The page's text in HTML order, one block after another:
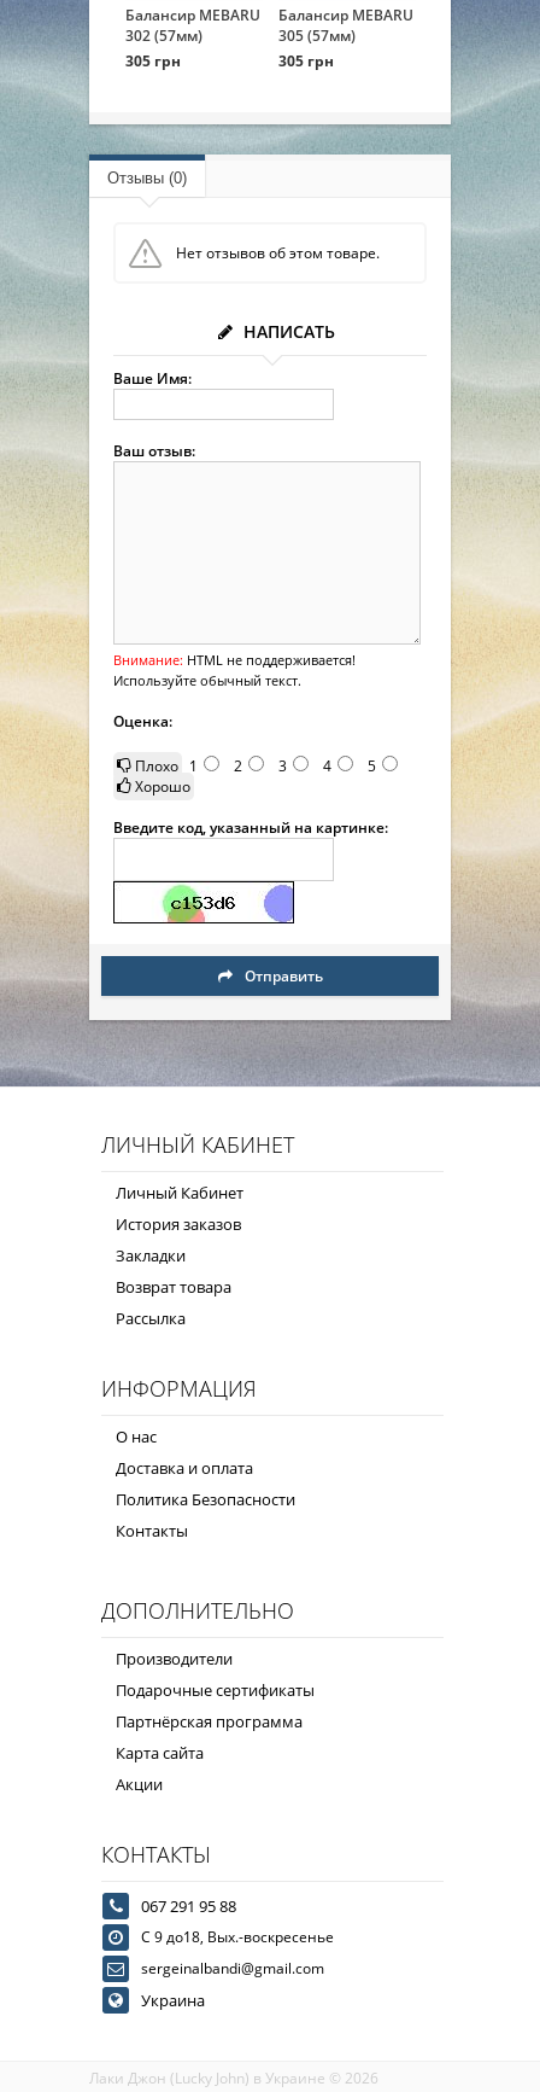
Балансир MEBARU
302 (57мм)
305 грн
Балансир MEBARU
305 (57мм)
305 грн
Отзывы (0)
Нет отзывов об этом товаре.
НАПИСАТЬ
Ваше Имя:
Ваш отзыв:
Внимание: HTML не поддерживается!
Используйте обычный текст.
Оценка:
Плохо 1 2 3 4
5
Хорошо
Введите код, указанный на картинке:
Отправить
ЛИЧНЫЙ КАБИНЕТ
Личный Кабинет
История заказов
Закладки
Возврат товара
Рассылка
ИНФОРМАЦИЯ
О нас
Доставка и оплата
Политика Безопасности
Контакты
ДОПОЛНИТЕЛЬНО
Производители
Подарочные сертификаты
Партнёрская программа
Карта сайта
Акции
КОНТАКТЫ
067 291 95 88
С 9 до18, Вых.-воскресенье
sergeinalbandi@gmail.com
Украина
Лаки Джон (Lucky John) в Украине © 2026